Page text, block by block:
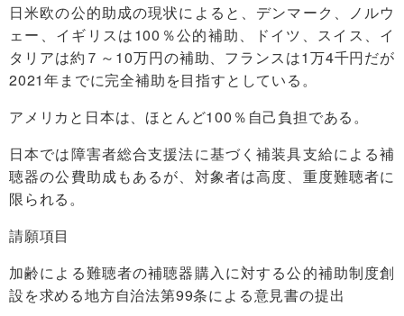
日米欧の公的助成の現状によると、デンマーク、ノルウ
ェー、イギリスは100％公的補助、ドイツ、スイス、イ
タリアは約７～10万円の補助、フランスは1万4千円だが
2021年までに完全補助を目指すとしている。
アメリカと日本は、ほとんど100％自己負担である。
日本では障害者総合支援法に基づく補装具支給による補
聴器の公費助成もあるが、対象者は高度、重度難聴者に
限られる。
請願項目
加齢による難聴者の補聴器購入に対する公的補助制度創
設を求める地方自治法第99条による意見書の提出